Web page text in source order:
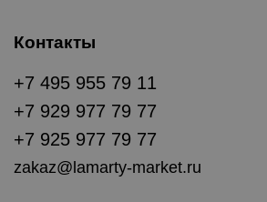
Контакты
+7 495 955 79 11
+7 929 977 79 77
+7 925 977 79 77
zakaz@lamarty-market.ru